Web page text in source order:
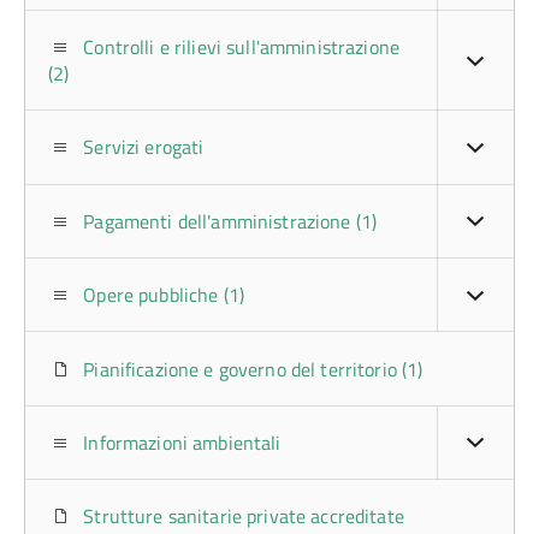
Controlli e rilievi sull'amministrazione
(2)
Servizi erogati
Pagamenti dell'amministrazione (1)
Opere pubbliche (1)
Pianificazione e governo del territorio (1)
Informazioni ambientali
Strutture sanitarie private accreditate